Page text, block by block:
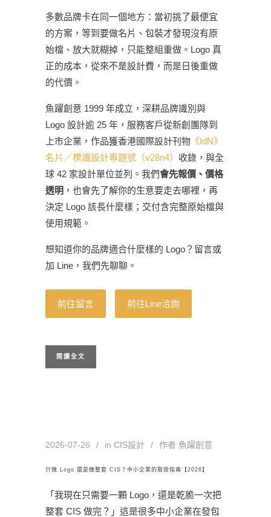
多數品牌卡在同一個地方：當初挑了最便宜
的方案，等到要做名片、包裝才發現沒有原
始檔、放大就糊掉，只能整組重做。Logo 真
正的成本，從來不是設計費，而是日後重做
的代價。
魚躍創意 1999 年成立，深耕品牌識別與
Logo 設計逾 25 年，服務客戶從新創團隊到
上市企業，作品獲香港國際設計刊物 《IdN》
名片／標識設計專題號（v28n4） 收錄，與全
球 42 家設計單位並列。我們會先報價、價格
透明 ，也會先了解你的生意要走去哪裡，再
決定 Logo 該長什麼樣；交付含完整原始檔與
使用規範。
想知道你的品牌適合什麼樣的 Logo？留言或
加 Line，我們先聊聊。
前往留言 前往Line洽詢
閱讀全文
2026-07-26 in CIS設計 作者 魚躍創意
只做 Logo 還是做整套 CIS？中小企業的取捨指南【2026】
「我現在只需要一顆 Logo，還是乾脆一次把
整套 CIS 做完？」這是很多中小企業在發包